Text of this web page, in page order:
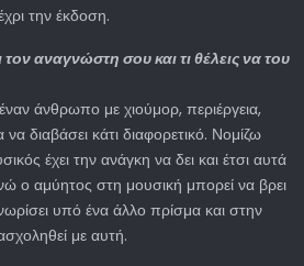
την έκδοση.
αναγνώστη σου και τι θέλεις να του
άνθρωπο με χιούμορ, περιέργεια,
διαβάσει κάτι διαφορετικό. Νομίζω
έχει την ανάγκη να δει και έτσι αυτά
ο αμύητος στη μουσική μπορεί να βρει
υπό ένα άλλο πρίσμα και στην
με αυτή.